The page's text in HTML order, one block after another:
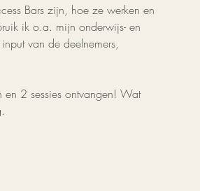
Bars zijn, hoe ze werken en
ik o.a. mijn onderwijs- en
van de deelnemers,
2 sessies ontvangen! Wat